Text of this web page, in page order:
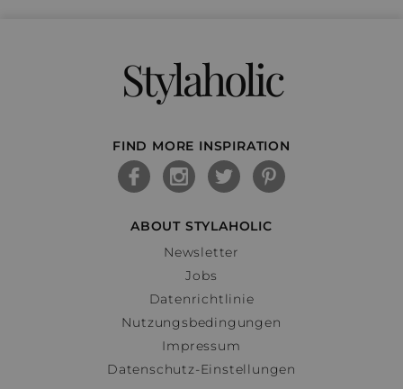
Stylaholic
FIND MORE INSPIRATION
ABOUT STYLAHOLIC
Newsletter
Jobs
Datenrichtlinie
Nutzungsbedingungen
Impressum
Datenschutz-Einstellungen